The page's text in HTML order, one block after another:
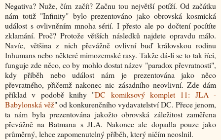
Negativa? Nuže, čím začít? Začnu tou největší potíží. Od začátku
nám totiž "Infinity" bylo prezentováno jako obrovská kosmická
událost s ovlivněním mnoha sérií. I přesto ale po dočtení pocítíte
zklamání. Proč? Protože větších následků najdete opravdu málo.
Navíc, většina z nich převážně ovlivní buď královskou rodinu
Inhumans nebo některé mimozemské rasy. Takže dá-li se to tak říci,
funguje zde něco, co by mohlo dostat název "paradox převratnosti",
kdy příběh nebo událost nám je prezentována jako něco
převratného, přičemž nakonec nic zásadního neovlivní. Zde dám
příklad v podobě knihy "DC komiksový komplet 11: JLA -
Babylonská věž" od konkurenčního vydavatelství DC. Přece jenom,
ta nám byla prezentována jakožto obrovská záležitost zaměřena
převážně na Batmana s JLA. Nakonec ale dopadla pouze jako
průměrný, lehce zapomenutelný příběh, který ničím neoslnil.